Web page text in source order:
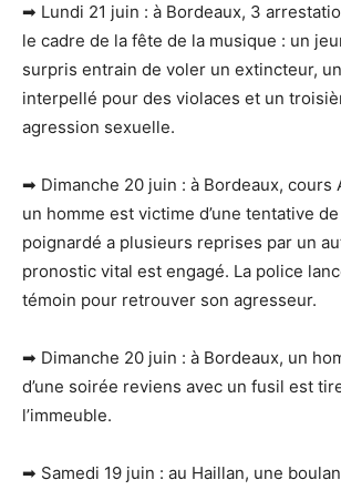
➡ Lundi 21 juin : à Bordeaux, 3
le cadre de la fête de la musique : un
surpris entrain de voler un extincteur,
interpellé pour des violaces et un
agression sexuelle.
➡ Dimanche 20 juin : à Bordeaux, cours
un homme est victime d’une tentative
poignardé a plusieurs reprises par un
pronostic vital est engagé. La police
témoin pour retrouver son agresseur.
➡ Dimanche 20 juin : à Bordeaux, un
d’une soirée reviens avec un fusil est
l’immeuble.
➡ Samedi 19 juin : au Haillan, une